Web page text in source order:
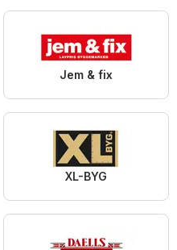
Jem & fix
XL-BYG